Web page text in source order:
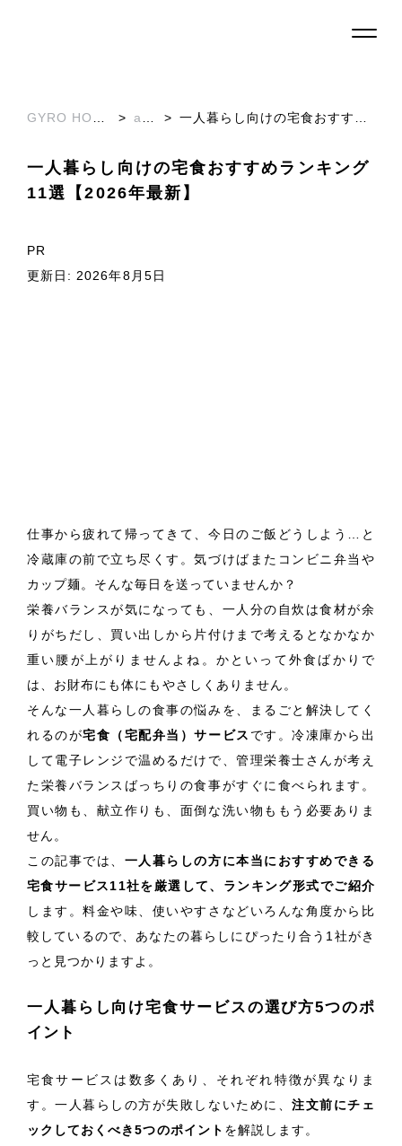
> >
一人暮らし向けの宅食おすすめランキング
11選【2026年最新】
PR
更新日: 2026年8月5日
仕事から疲れて帰ってきて、今日のご飯どうしよう…と
冷蔵庫の前で立ち尽くす。気づけばまたコンビニ弁当や
カップ麺。そんな毎日を送っていませんか？
栄養バランスが気になっても、一人分の自炊は食材が余
りがちだし、買い出しから片付けまで考えるとなかなか
重い腰が上がりませんよね。かといって外食ばかりで
は、お財布にも体にもやさしくありません。
そんな一人暮らしの食事の悩みを、まるごと解決してく
れるのが宅食（宅配弁当）サービス です。冷凍庫から出
して電子レンジで温めるだけで、管理栄養士さんが考え
た栄養バランスばっちりの食事がすぐに食べられます。
買い物も、献立作りも、面倒な洗い物ももう必要ありま
せん。
この記事では、 一人暮らしの方に本当におすすめできる
宅食サービス11社を厳選して、ランキング形式でご紹介
します。料金や味、使いやすさなどいろんな角度から比
較しているので、あなたの暮らしにぴったり合う1社がき
っと見つかりますよ。
一人暮らし向け宅食サービスの選び方5つのポ
イント
宅食サービスは数多くあり、それぞれ特徴が異なりま
す。一人暮らしの方が失敗しないために、注文前にチェ
ックしておくべき5つのポイント を解説します。